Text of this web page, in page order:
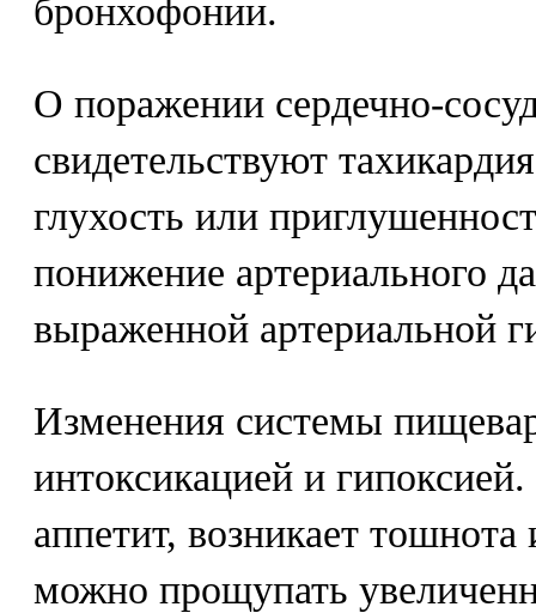
бронхофонии.
О поражении сердечно-
свидетельствуют
глухость или
понижение артериального
выраженной артериальной
Изменения системы
интоксикацией и
аппетит, возникает
можно прощупать